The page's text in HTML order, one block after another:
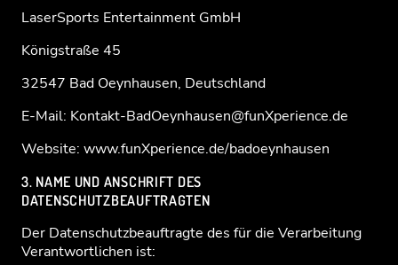
LaserSports Entertainment GmbH
Königstraße 45
32547 Bad Oeynhausen, Deutschland
E-Mail: Kontakt-BadOeynhausen@funXperience.de
Website: www.funXperience.de/badoeynhausen
3. NAME UND ANSCHRIFT DES
DATENSCHUTZBEAUFTRAGTEN
Der Datenschutzbeauftragte des für die Verarbeitung
Verantwortlichen ist: